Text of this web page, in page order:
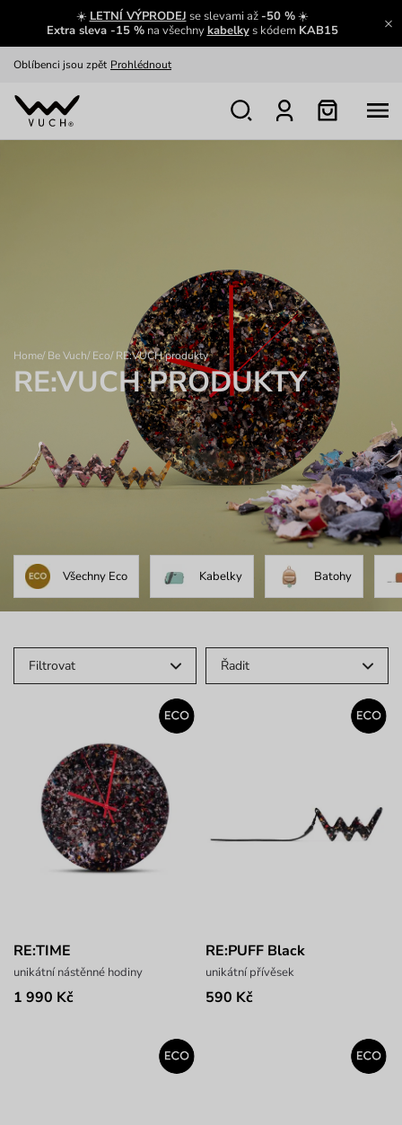
☀️ LETNÍ VÝPRODEJ se slevami až -50 %☀️
Extra sleva -15 %na všechnykabelkys kódem KAB15
Výměna a vrácení zdarma Zobrazit
Oblíbenci jsou zpět Prohlédnout
Nech se inspirovat
Home/Be Vuch/Eco/RE:VUCH produkty
RE:VUCH PRODUKTY
Všechny Eco Kabelky Batohy
Filtrovat Řadit
RE:TIME
unikátní nástěnné hodiny
1 990 Kč
RE:PUFF Black
unikátní přívěsek
590 Kč